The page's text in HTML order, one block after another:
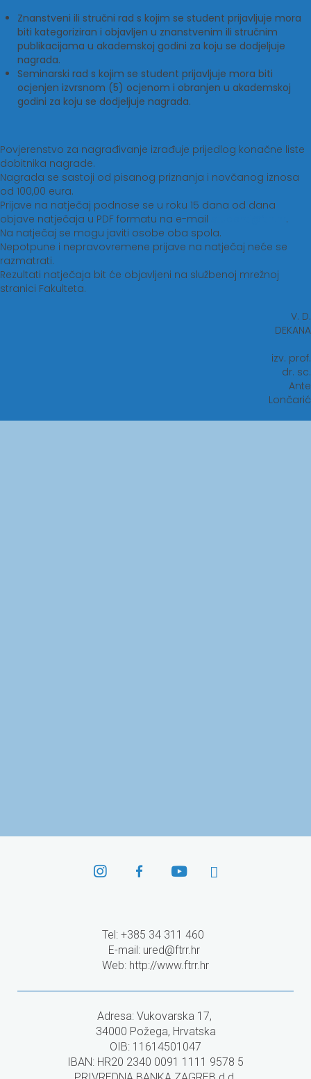
Znanstveni ili stručni rad s kojim se student prijavljuje mora
biti kategoriziran i objavljen u znanstvenim ili stručnim
publikacijama u akademskoj godini za koju se dodjeljuje
nagrada.
Seminarski rad s kojim se student prijavljuje mora biti
ocjenjen izvrsnom (5) ocjenom i obranjen u akademskoj
godini za koju se dodjeljuje nagrada.
Povjerenstvo za nagrađivanje izrađuje prijedlog konačne liste
dobitnika nagrade.
Nagrada se sastoji od pisanog priznanja i novčanog iznosa
od 100,00 eura.
Prijave na natječaj podnose se u roku 15 dana od dana
objave natječaja u PDF formatu na e-mail
.
Na natječaj se mogu javiti osobe oba spola.
Nepotpune i nepravovremene prijave na natječaj neće se
razmatrati.
Rezultati natječaja bit će objavljeni na službenoj mrežnoj
stranici Fakulteta.
V. D.
DEKANA
izv. prof.
dr. sc.
Ante
Lončarić
Tel: +385 34 311 460
E-mail: ured@ftrr.hr
Web: http://www.ftrr.hr
Adresa: Vukovarska 17,
34000 Požega, Hrvatska
OIB: 11614501047
IBAN: HR20 2340 0091 1111 9578 5